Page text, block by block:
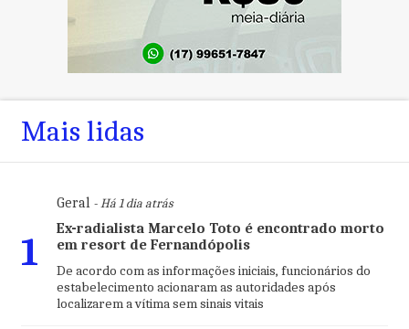
Mais lidas
1
Geral- Há 1 dia atrás
Ex-radialista Marcelo Toto é encontrado morto
em resort de Fernandópolis
De acordo com as informações iniciais, funcionários do
estabelecimento acionaram as autoridades após
localizarem a vítima sem sinais vitais